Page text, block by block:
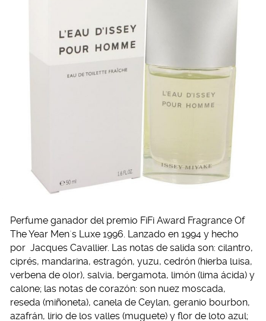
Perfume ganador del premio FiFi Award Fragrance Of
The Year Men`s Luxe 1996. Lanzado en 1994 y hecho
por Jacques Cavallier. Las notas de salida son: cilantro,
ciprés, mandarina, estragón, yuzu, cedrón (hierba luisa,
verbena de olor), salvia, bergamota, limón (lima ácida) y
calone; las notas de corazón: son nuez moscada,
reseda (miñoneta), canela de Ceylan, geranio bourbon,
azafrán, lirio de los valles (muguete) y flor de loto azul;